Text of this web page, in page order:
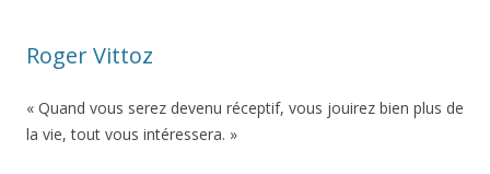
Roger Vittoz
« Quand vous serez devenu réceptif, vous jouirez bien plus de
la vie, tout vous intéressera. »